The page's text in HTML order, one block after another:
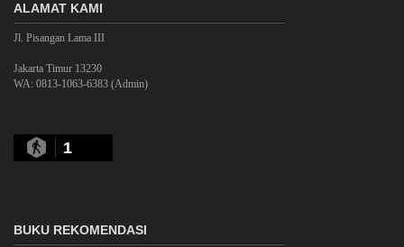
ALAMAT KAMI
Jl. Pisangan Lama III
Jakarta Timur 13230
WA: 0813-1063-6383 (Admin)
1
BUKU REKOMENDASI